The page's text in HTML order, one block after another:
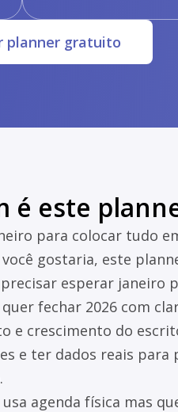
planner gratuito
é este
para colocar tudo
gostaria, este
esperar janeiro
fechar 2026 com
e crescimento do
e ter dados reais para
agenda física mas